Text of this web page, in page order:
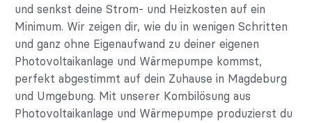
und senkst deine Strom- und Heizkosten auf ein
Minimum. Wir zeigen dir, wie du in wenigen Schritten
und ganz ohne Eigenaufwand zu deiner eigenen
Photovoltaikanlage und Wärmepumpe kommst,
perfekt abgestimmt auf dein Zuhause in Magdeburg
und Umgebung. Mit unserer Kombilösung aus
Photovoltaikanlage und Wärmepumpe produzierst du